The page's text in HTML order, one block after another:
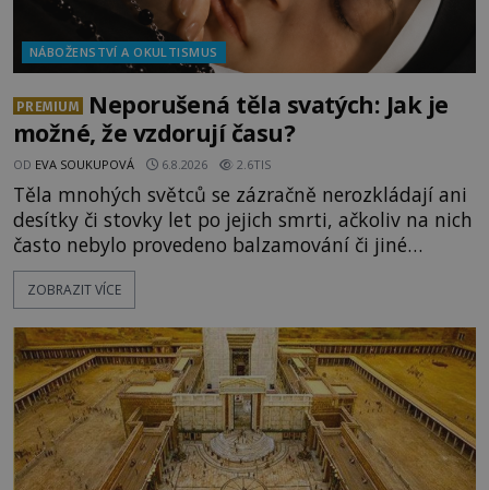
NÁBOŽENSTVÍ A OKULTISMUS
PREMIUM
Neporušená těla svatých: Jak je
možné, že vzdorují času?
OD EVA SOUKUPOVÁ 6.8.2026 2.6TIS
Těla mnohých světců se zázračně nerozkládají ani
desítky či stovky let po jejich smrti, ačkoliv na nich
často nebylo provedeno balzamování či jiné
pokusy o konzervaci. Neporušené ostatky bývají
považovány za důkaz svatosti zemřelých. Jaké
osobností ochraňují? Na hřbitově u kláštera
Milosrdných
ZOBRAZIT VÍCE